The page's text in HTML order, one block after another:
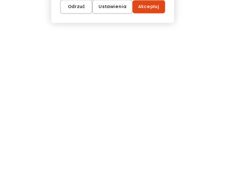
Odrzuć
Ustawienia Akceptuj